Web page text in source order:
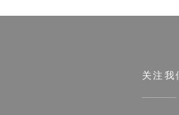
关注我